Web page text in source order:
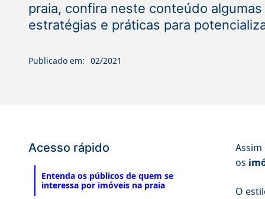
praia, confira neste conteúdo
estratégias e práticas para
Publicado em: 02/2021
Acesso rápido
Entenda os públicos de quem se
interessa por imóveis na praia
os
O